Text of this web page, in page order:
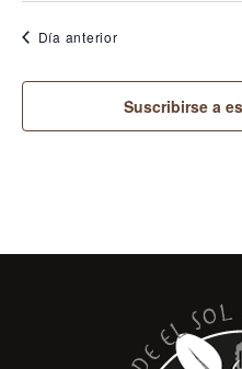
Día anterior
Suscribirse a